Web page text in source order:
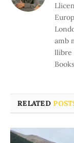
amb
llibre
RELATED